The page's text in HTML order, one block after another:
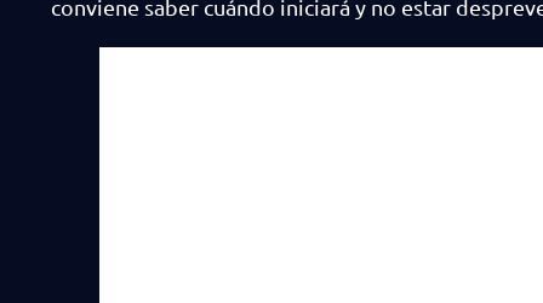
conviene saber cuándo iniciará y no estar